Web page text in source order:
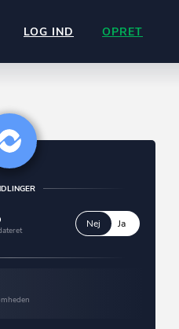
LOG IND OPRET
Nej Ja